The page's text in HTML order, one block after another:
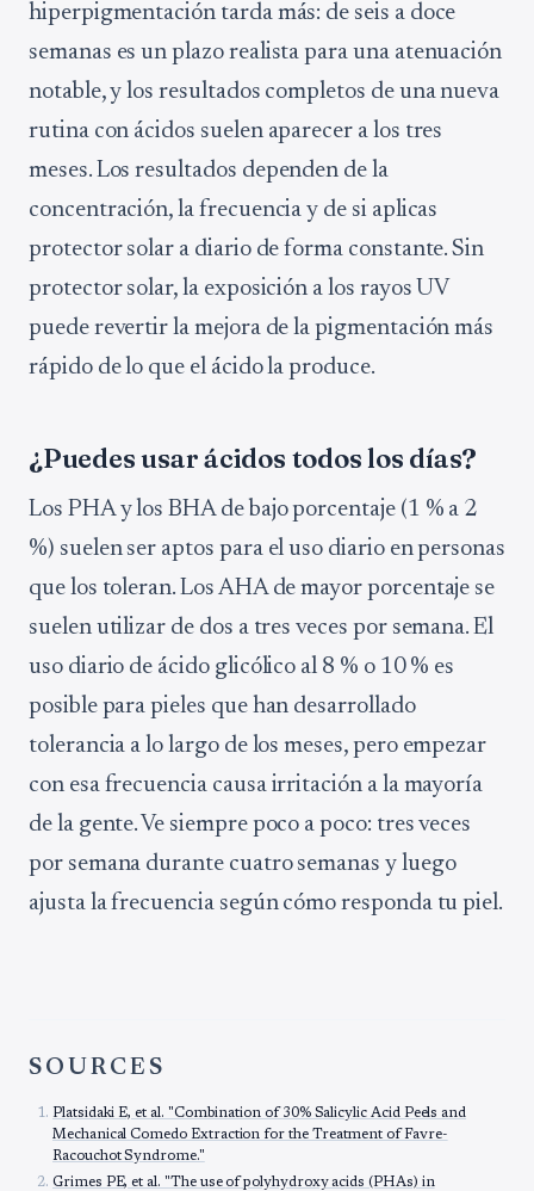
hiperpigmentación tarda más: de seis a doce
semanas es un plazo realista para una atenuación
notable, y los resultados completos de una nueva
rutina con ácidos suelen aparecer a los tres
meses. Los resultados dependen de la
concentración, la frecuencia y de si aplicas
protector solar a diario de forma constante. Sin
protector solar, la exposición a los rayos UV
puede revertir la mejora de la pigmentación más
rápido de lo que el ácido la produce.
¿Puedes usar ácidos todos los días?
Los PHA y los BHA de bajo porcentaje (1 % a 2
%) suelen ser aptos para el uso diario en personas
que los toleran. Los AHA de mayor porcentaje se
suelen utilizar de dos a tres veces por semana. El
uso diario de ácido glicólico al 8 % o 10 % es
posible para pieles que han desarrollado
tolerancia a lo largo de los meses, pero empezar
con esa frecuencia causa irritación a la mayoría
de la gente. Ve siempre poco a poco: tres veces
por semana durante cuatro semanas y luego
ajusta la frecuencia según cómo responda tu piel.
SOURCES
Platsidaki E, et al. "Combination of 30% Salicylic Acid Peels and
Mechanical Comedo Extraction for the Treatment of Favre-
Racouchot Syndrome."
Grimes PE, et al. "The use of polyhydroxy acids (PHAs) in